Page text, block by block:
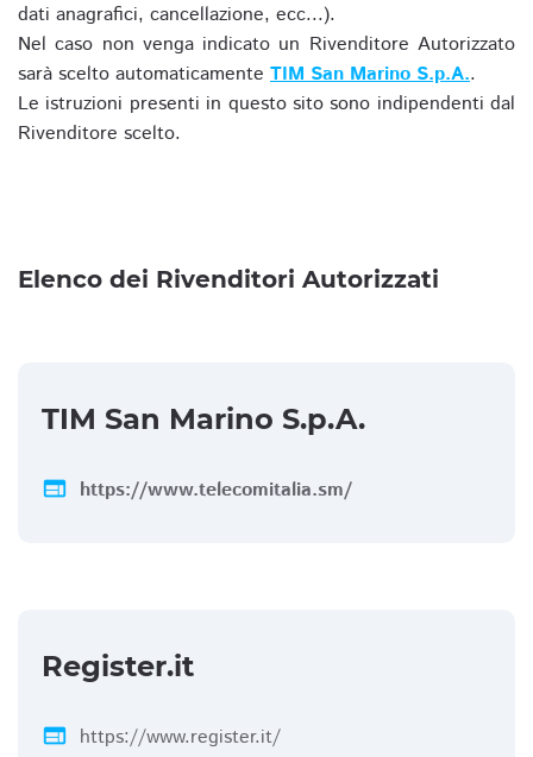
dati anagrafici, cancellazione, ecc...).
Nel caso non venga indicato un Rivenditore Autorizzato
sarà scelto automaticamente TIM San Marino S.p.A..
Le istruzioni presenti in questo sito sono indipendenti dal
Rivenditore scelto.
Elenco dei Rivenditori Autorizzati
TIM San Marino S.p.A.
web https://www.telecomitalia.sm/
Register.it
web https://www.register.it/